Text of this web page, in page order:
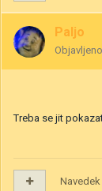
Paljo
Objavljeno
Treba se jit
Navedek